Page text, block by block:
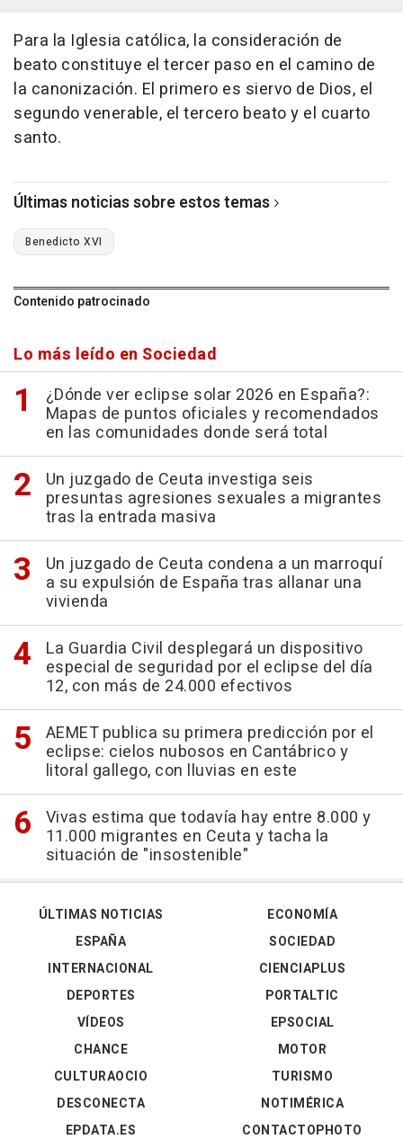
Para la Iglesia católica, la consideración de
beato constituye el tercer paso en el camino de
la canonización. El primero es siervo de Dios, el
segundo venerable, el tercero beato y el cuarto
santo.
Últimas noticias sobre estos temas
Benedicto XVI
Contenido patrocinado
Lo más leído en Sociedad
¿Dónde ver eclipse solar 2026 en España?:
Mapas de puntos oficiales y recomendados
en las comunidades donde será total
Un juzgado de Ceuta investiga seis
presuntas agresiones sexuales a migrantes
tras la entrada masiva
Un juzgado de Ceuta condena a un marroquí
a su expulsión de España tras allanar una
vivienda
La Guardia Civil desplegará un dispositivo
especial de seguridad por el eclipse del día
12, con más de 24.000 efectivos
AEMET publica su primera predicción por el
eclipse: cielos nubosos en Cantábrico y
litoral gallego, con lluvias en este
Vivas estima que todavía hay entre 8.000 y
11.000 migrantes en Ceuta y tacha la
situación de "insostenible"
ÚLTIMAS NOTICIAS
ESPAÑA
INTERNACIONAL
DEPORTES
VÍDEOS
ECONOMÍA
SOCIEDAD
CIENCIAPLUS
PORTALTIC
EPSOCIAL
CHANCE
CULTURAOCIO
DESCONECTA
EPDATA.ES
MOTOR
TURISMO
NOTIMÉRICA
CONTACTOPHOTO